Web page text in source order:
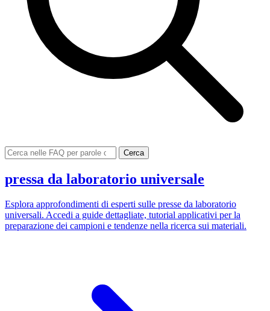
Cerca
pressa da laboratorio universale
Esplora approfondimenti di esperti sulle presse da laboratorio
universali. Accedi a guide dettagliate, tutorial applicativi per la
preparazione dei campioni e tendenze nella ricerca sui materiali.